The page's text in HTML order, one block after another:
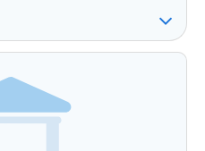
vous devez ouvrir